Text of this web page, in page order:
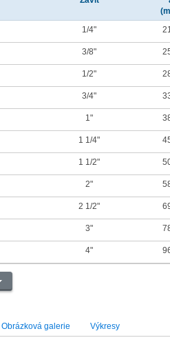
1/4"
3/8"
1/2"
3/4"
1"
1 1/4"
1 1/2"
2"
2 1/2"
3"
4"
Obrázková galerie Výkresy